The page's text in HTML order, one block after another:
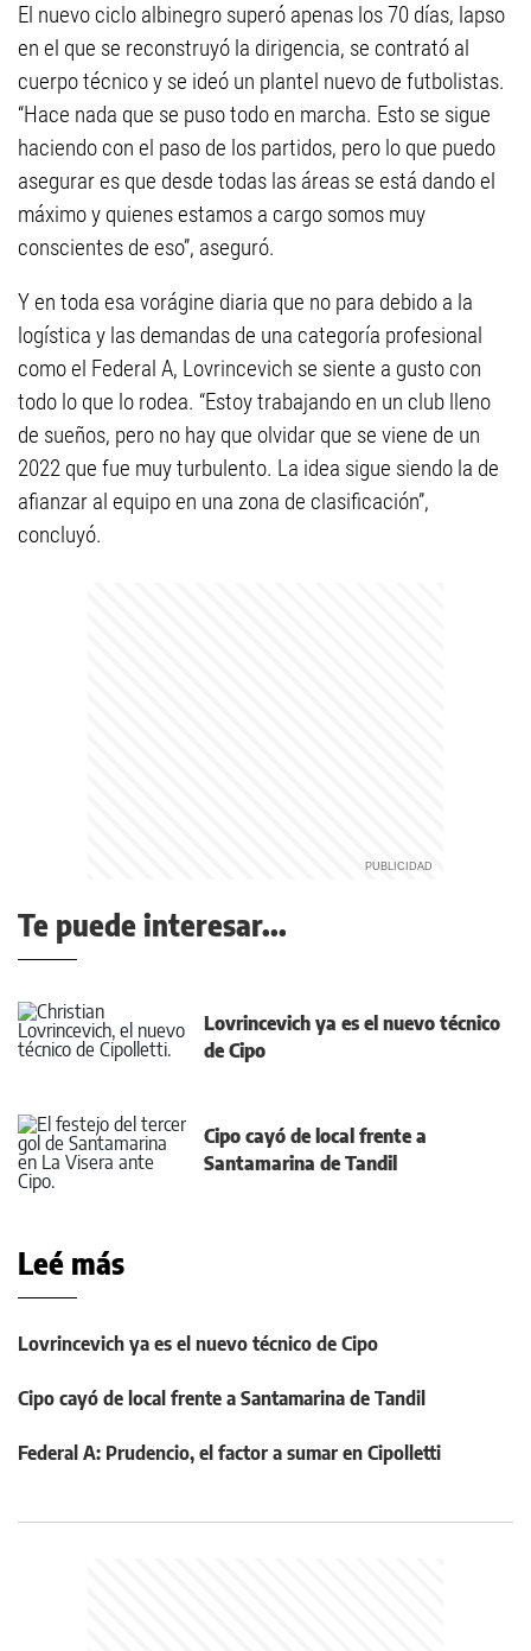
El nuevo ciclo albinegro superó apenas los 70 días, lapso
en el que se reconstruyó la dirigencia, se contrató al
cuerpo técnico y se ideó un plantel nuevo de futbolistas.
“Hace nada que se puso todo en marcha. Esto se sigue
haciendo con el paso de los partidos, pero lo que puedo
asegurar es que desde todas las áreas se está dando el
máximo y quienes estamos a cargo somos muy
conscientes de eso”, aseguró.
Y en toda esa vorágine diaria que no para debido a la
logística y las demandas de una categoría profesional
como el Federal A, Lovrincevich se siente a gusto con
todo lo que lo rodea. “Estoy trabajando en un club lleno
de sueños, pero no hay que olvidar que se viene de un
2022 que fue muy turbulento. La idea sigue siendo la de
afianzar al equipo en una zona de clasificación”,
concluyó.
Te puede interesar...
Lovrincevich ya es el nuevo técnico
de Cipo
Cipo cayó de local frente a
Santamarina de Tandil
Leé más
Lovrincevich ya es el nuevo técnico de Cipo
Cipo cayó de local frente a Santamarina de Tandil
Federal A: Prudencio, el factor a sumar en Cipolletti